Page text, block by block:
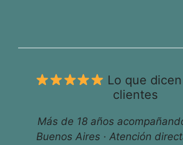
Lo que
clientes
Más de 18 años
Buenos Aires · Atención